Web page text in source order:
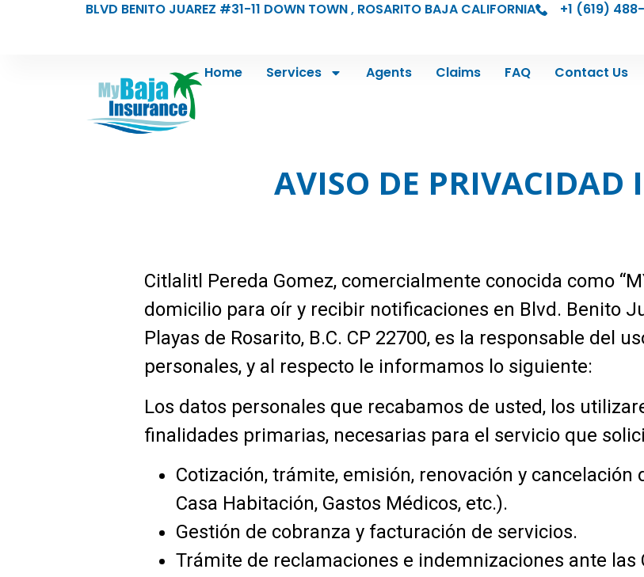
BLVD BENITO JUAREZ #31-11 DOWN TOWN , ROSARITO BAJA CALIFORNIA +1 (619)
Home Services Agents Claims FAQ Contact Us
AVISO DE PRIVACIDAD
Citlalitl Pereda Gomez, comercialmente conocida como
domicilio para oír y recibir notificaciones en Blvd. Benito
Playas de Rosarito, B.C. CP 22700, es la responsable del
personales, y al respecto le informamos lo siguiente:
Los datos personales que recabamos de usted, los
finalidades primarias, necesarias para el servicio que
Cotización, trámite, emisión, renovación y cancelación
Casa Habitación, Gastos Médicos, etc.).
Gestión de cobranza y facturación de servicios.
Trámite de reclamaciones e indemnizaciones ante las